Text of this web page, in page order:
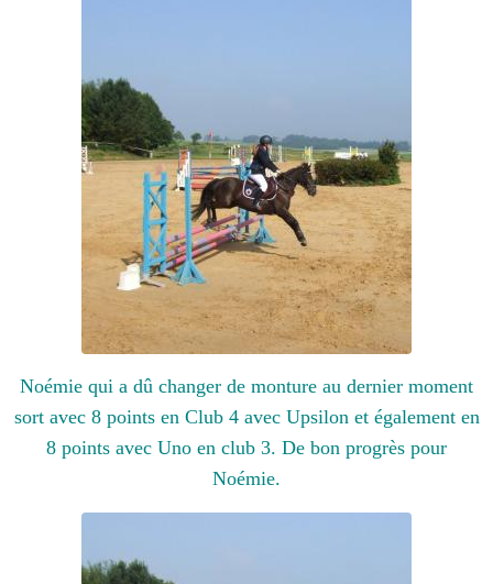
Noémie qui a dû changer de monture au dernier moment
sort avec 8 points en Club 4 avec Upsilon et également en
8 points avec Uno en club 3. De bon progrès pour
Noémie.